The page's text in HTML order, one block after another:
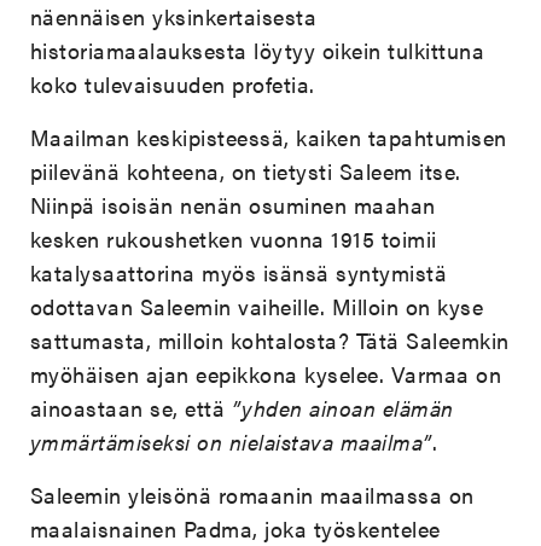
näennäisen yksinkertaisesta
historiamaalauksesta löytyy oikein tulkittuna
koko tulevaisuuden profetia.
Maailman keskipisteessä, kaiken tapahtumisen
piilevänä kohteena, on tietysti Saleem itse.
Niinpä isoisän nenän osuminen maahan
kesken rukoushetken vuonna 1915 toimii
katalysaattorina myös isänsä syntymistä
odottavan Saleemin vaiheille. Milloin on kyse
sattumasta, milloin kohtalosta? Tätä Saleemkin
myöhäisen ajan eepikkona kyselee. Varmaa on
ainoastaan se, että ”yhden ainoan elämän
ymmärtämiseksi on nielaistava maailma”.
Saleemin yleisönä romaanin maailmassa on
maalaisnainen Padma, joka työskentelee